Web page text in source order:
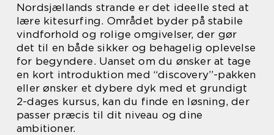
Nordsjællands strande er det ideelle sted at
lære kitesurfing. Området byder på stabile
vindforhold og rolige omgivelser, der gør
det til en både sikker og behagelig oplevelse
for begyndere. Uanset om du ønsker at tage
en kort introduktion med “discovery”-pakken
eller ønsker et dybere dyk med et grundigt
2-dages kursus, kan du finde en løsning, der
passer præcis til dit niveau og dine
ambitioner.